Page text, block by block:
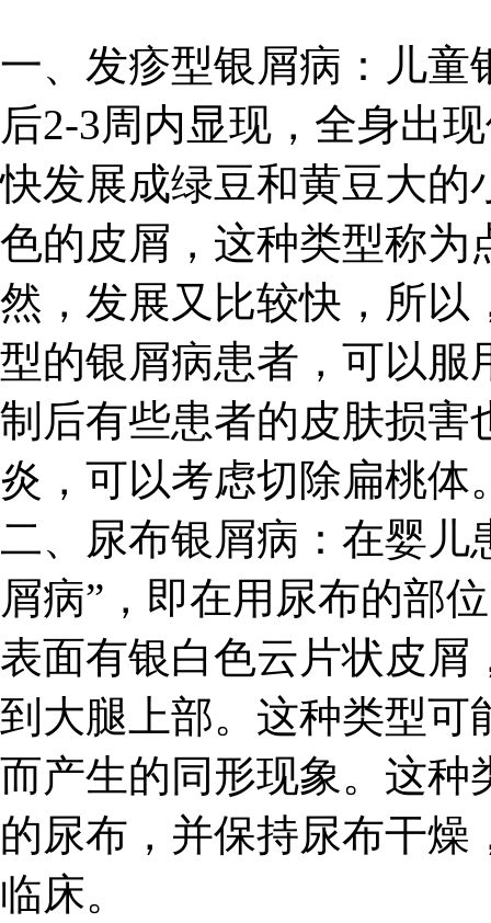
一、发疹型银屑病：儿童
后2-3周内显现，全身出
快发展成绿豆和黄豆大的
色的皮屑，这种类型称为
然，发展又比较快，所以
型的银屑病患者，可以服
制后有些患者的皮肤损害
炎，可以考虑切除扁桃体
二、尿布银屑病：在婴儿
屑病”，即在用尿布的部
表面有银白色云片状皮屑
到大腿上部。这种类型可
而产生的同形现象。这种
的尿布，并保持尿布干
临床。